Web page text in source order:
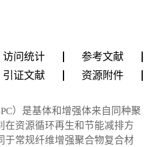
访问统计
参考文献
引证文献 资源附件
）是基体和增强体来自同种聚
在资源循环再生和节能减排方
于常规纤维增强聚合物复合材